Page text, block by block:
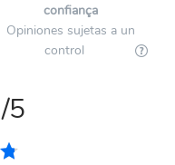
confiança
Opiniones sujetas a un
control
/5